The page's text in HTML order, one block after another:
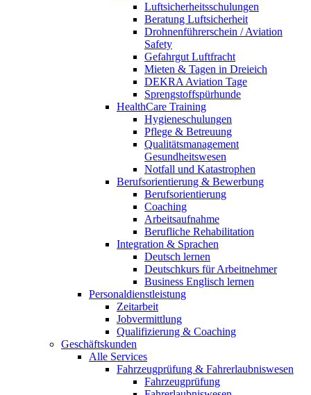
Luftsicherheitsschulungen
Beratung Luftsicherheit
Drohnenführerschein / Aviation
Safety
Gefahrgut Luftfracht
Mieten & Tagen in Dreieich
DEKRA Aviation Tage
Sprengstoffspürhunde
HealthCare Training
Hygieneschulungen
Pflege & Betreuung
Qualitätsmanagement
Gesundheitswesen
Notfall und Katastrophen
Berufsorientierung & Bewerbung
Berufsorientierung
Coaching
Arbeitsaufnahme
Berufliche Rehabilitation
Integration & Sprachen
Deutsch lernen
Deutschkurs für Arbeitnehmer
Business Englisch lernen
Personaldienstleistung
Zeitarbeit
Jobvermittlung
Qualifizierung & Coaching
Geschäftskunden
Alle Services
Fahrzeugprüfung & Fahrerlaubniswesen
Fahrzeugprüfung